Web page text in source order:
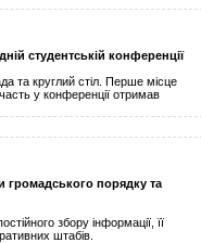
студентській конференції
та круглий стіл. Перше місце
у конференції отримав
громадського порядку та
збору інформації, її
штабів.